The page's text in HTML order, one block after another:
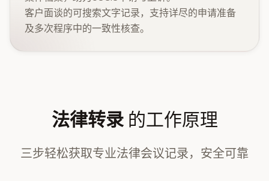
客户面谈的可搜索文字记录，支持详尽的申请准备
及多次程序中的一致性核查。
法律转录的工作原理
三步轻松获取专业法律会议记录，安全可靠